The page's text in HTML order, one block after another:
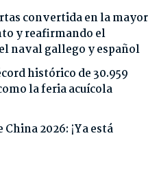
convertida en la mayor
y reafirmando el
naval gallego y español
histórico de 30.959
la feria acuícola
2026: ¡Ya está